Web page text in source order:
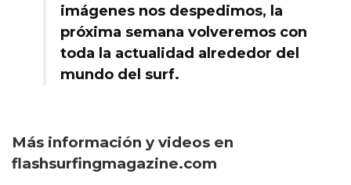
imágenes nos despedimos, la
próxima semana volveremos con
toda la actualidad alrededor del
mundo del surf.
Más información y videos en
flashsurfingmagazine.com